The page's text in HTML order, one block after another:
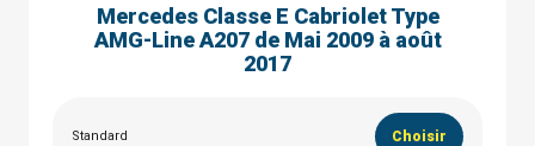
Mercedes Classe E Cabriolet Type
AMG-Line A207 de Mai 2009 à août
2017
Standard Choisir